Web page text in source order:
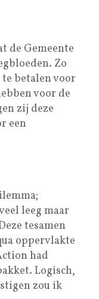
de Gemeente
Zo
betalen voor
voor de
zij deze
een
leeg maar
tesamen
oppervlakte
had
Logisch,
zou ik